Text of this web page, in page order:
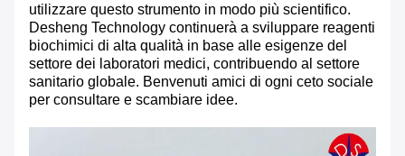
utilizzare questo strumento in modo più scientifico.
Desheng Technology continuerà a sviluppare reagenti
biochimici di alta qualità in base alle esigenze del
settore dei laboratori medici, contribuendo al settore
sanitario globale. Benvenuti amici di ogni ceto sociale
per consultare e scambiare idee.